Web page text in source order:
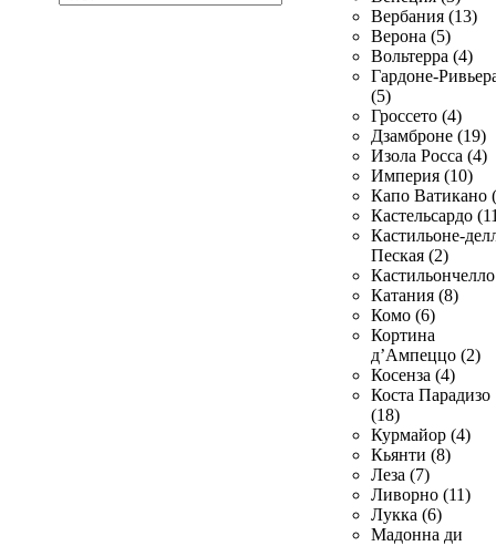
Вербания (13)
Верона (5)
Вольтерра (4)
Гардоне-
(5)
Гроссето (4)
Дзамброне (19)
Изола Росса (4)
Империя (10)
Капо Ватикано
Кастельсардо
Кастильоне-
Пеская (2)
Катания (8)
Комо (6)
Кортина
д’Ампеццо (2)
Косенза (4)
Коста Парадизо
(18)
Курмайор (4)
Кьянти (8)
Леза (7)
Ливорно (11)
Лукка (6)
Мадонна ди